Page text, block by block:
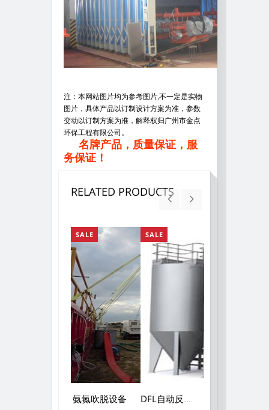
注：本网站图片均为参考图片,不一定是实物
图片，具体产品以订制设计方案为准，参数
变动以订制方案为准，解释权归广州市金点
环保工程有限公司。
名牌产品，质量保证，服
务保证！
RELATED PRODUCTS
SALE
氨氮吹脱设备
SALE
DFL自动反冲石英砂过滤器